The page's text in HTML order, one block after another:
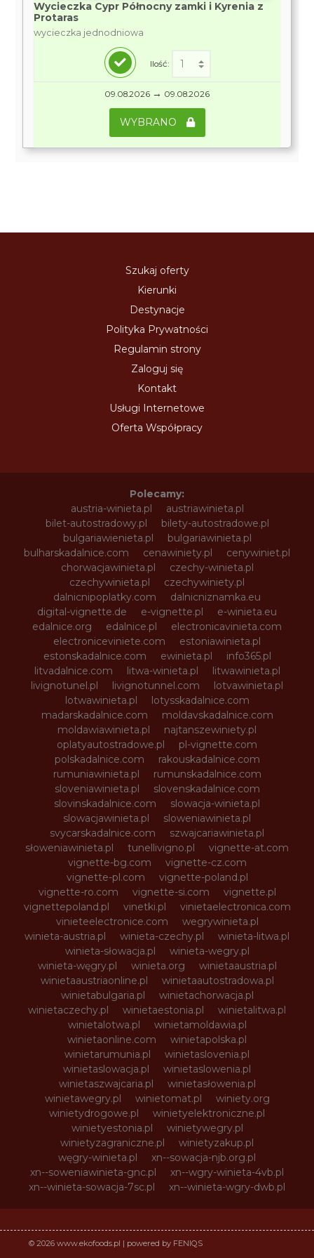
Wycieczka Cypr Północny zamki i Kyrenia z
Protaras
wycieczka jednodniowa
Ilość:
09.08.2026 → 09.08.2026
WYBRANO
Szukaj oferty
Kierunki
Destynacje
Polityka Prywatności
Regulamin strony
Zaloguj się
Kontakt
Usługi Internetowe
Oferta Współpracy
Polecamy:
austria-winieta.pl
austriawinieta.pl
bilet-autostradowy.pl
bilety-autostradowe.pl
bulgariawienieta.pl
bulgariawinieta.pl
bulharskadalnice.com
cenawiniety.pl
cenywiniet.pl
chorwacjawinieta.pl
czechy-winieta.pl
czechywinieta.pl
czechywiniety.pl
dalnicnipoplatky.com
dalnicniznamka.eu
digital-vignette.de
e-vignette.pl
e-winieta.eu
edalnice.org
edalnice.pl
electronicavinieta.com
electroniceviniete.com
estoniawinieta.pl
estonskadalnice.com
ewinieta.pl
info365.pl
litvadalnice.com
litwa-winieta.pl
litwawinieta.pl
livignotunel.pl
livignotunnel.com
lotvawinieta.pl
lotwawinieta.pl
lotysskadalnice.com
madarskadalnice.com
moldavskadalnice.com
moldawiawinieta.pl
najtanszewiniety.pl
oplatyautostradowe.pl
pl-vignette.com
polskadalnice.com
rakouskadalnice.com
rumuniawinieta.pl
rumunskadalnice.com
sloveniawinieta.pl
slovenskadalnice.com
slovinskadalnice.com
slowacja-winieta.pl
slowacjawinieta.pl
sloweniawinieta.pl
svycarskadalnice.com
szwajcariawinieta.pl
słoweniawinieta.pl
tunellivigno.pl
vignette-at.com
vignette-bg.com
vignette-cz.com
vignette-pl.com
vignette-poland.pl
vignette-ro.com
vignette-si.com
vignette.pl
vignettepoland.pl
vinetki.pl
vinietaelectronica.com
vinieteelectronice.com
wegrywinieta.pl
winieta-austria.pl
winieta-czechy.pl
winieta-litwa.pl
winieta-słowacja.pl
winieta-wegry.pl
winieta-węgry.pl
winieta.org
winietaaustria.pl
winietaaustriaonline.pl
winietaautostradowa.pl
winietabulgaria.pl
winietachorwacja.pl
winietaczechy.pl
winietaestonia.pl
winietalitwa.pl
winietalotwa.pl
winietamoldawia.pl
winietaonline.com
winietapolska.pl
winietarumunia.pl
winietaslovenia.pl
winietaslowacja.pl
winietaslowenia.pl
winietaszwajcaria.pl
winietasłowenia.pl
winietawegry.pl
winietomat.pl
winiety.org
winietydrogowe.pl
winietyelektroniczne.pl
winietyestonia.pl
winietywegry.pl
winietyzagraniczne.pl
winietyzakup.pl
węgry-winieta.pl
xn--sowacja-njb.org.pl
xn--soweniawinieta-gnc.pl
xn--wgry-winieta-4vb.pl
xn--winieta-sowacja-7sc.pl
xn--winieta-wgry-dwb.pl
© 2026 www.ekofoods.pl | powered by FENIQS